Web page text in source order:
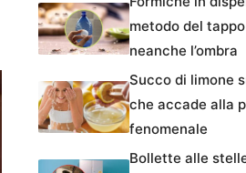
metodo del
neanche l’ombra
Succo di limone
che accade alla
fenomenale
Bollette alle